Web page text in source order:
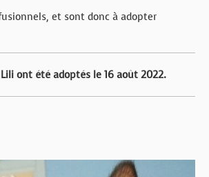
et sont donc à adopter
ont été adoptés le 16 août 2022.